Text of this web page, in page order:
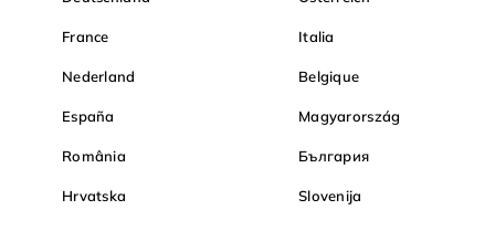
France Italia
Nederland Belgique
España Magyarország
România България
Hrvatska Slovenija